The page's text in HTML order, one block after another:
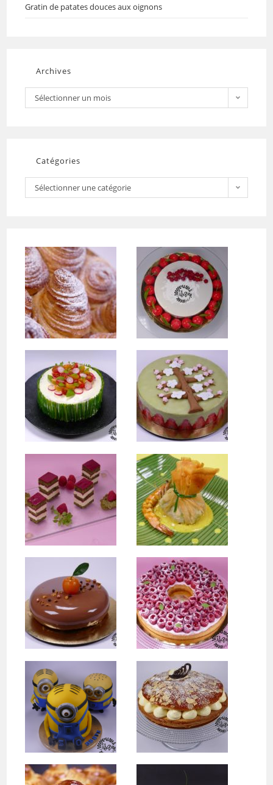
Gratin de patates douces aux oignons
Archives
Sélectionner un mois
Catégories
Sélectionner une catégorie